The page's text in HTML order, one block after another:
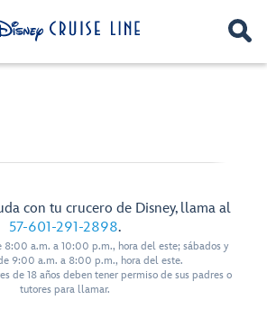
con tu crucero de Disney, llama al
57-601-291-2898.
8:00 a.m. a 10:00 p.m., hora del este; sábados y
9:00 a.m. a 8:00 p.m., hora del este.
de 18 años deben tener permiso de sus padres o
tutores para llamar.